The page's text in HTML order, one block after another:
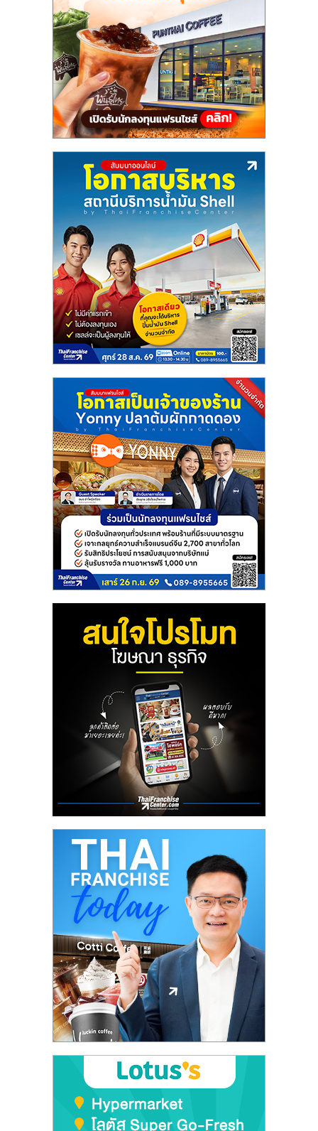
ไชส์
ขาย
หน้า
ลงทุน
น้อย
ปรึกษา
การ
ลงทุน
และ
ขยาย
ไชส์,
ศูนย์
ไชส์
พร้อม
สำหรับ